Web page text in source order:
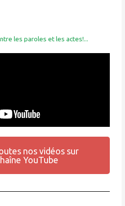
les paroles et les actes!...
nos vidéos sur
YouTube